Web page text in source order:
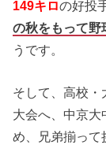
149キロの好投
の秋をもって野
うです。
そして、高校・
大会へ、中京
め、兄弟揃って